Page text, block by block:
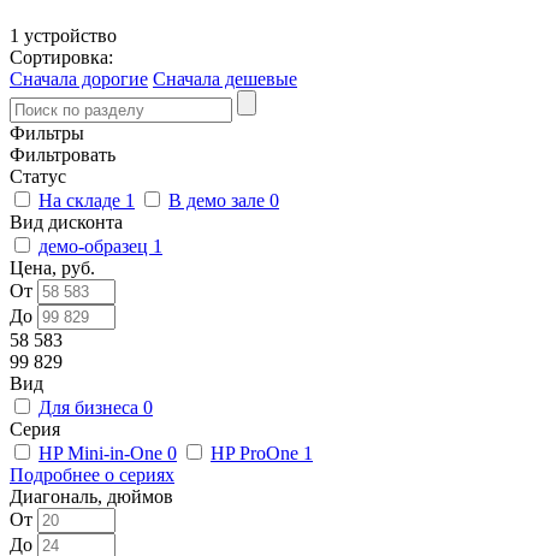
1 устройство
Сортировка:
Сначала дорогие Сначала дешевые
Фильтры
Фильтровать
Статус
На складе 1 В демо зале 0
Вид дисконта
демо-образец 1
Цена, руб.
От
До
58 583
99 829
Вид
Для бизнеса 0
Серия
HP Mini-in-One 0 HP ProOne 1
Подробнее о сериях
Диагональ, дюймов
От
До